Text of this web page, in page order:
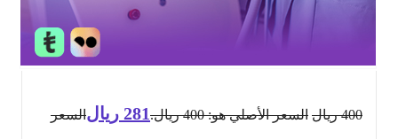
ريال السعر الأصلي هو: 400 ريال. 281 ريالالسعر